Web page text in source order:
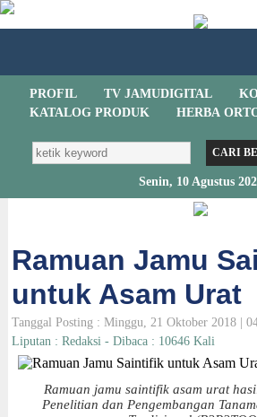
PROFIL TV JAMUDIGITAL
KATALOG PRODUK
HERBA
Senin, 10 Agustus
Ramuan Jamu
untuk Asam Urat
Tanggal Posting : Minggu, 21 Oktober 2018 |
Liputan : Redaksi - Dibaca : 10646 Kali
Ramuan jamu saintifik asam urat
Penelitian dan Pengembangan